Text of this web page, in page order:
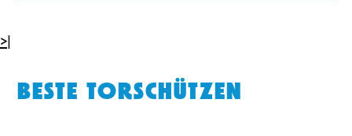
>|
BESTE TORSCHÜTZEN